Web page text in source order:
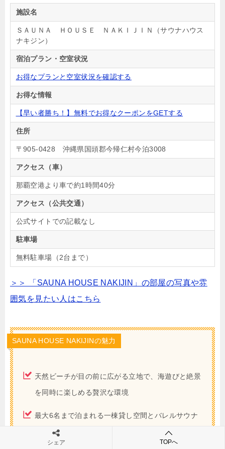
施設名
ＳＡＵＮＡ ＨＯＵＳＥ ＮＡＫＩＪＩＮ（サウナハウス
ナキジン）
宿泊プラン・空室状況
お得なプランと空室状況を確認する
お得な情報
【早い者勝ち！】無料でお得なクーポンをGETする
住所
〒905-0428 沖縄県国頭郡今帰仁村今泊3008
アクセス（車）
那覇空港より車で約1時間40分
アクセス（公共交通）
公式サイトでの記載なし
駐車場
無料駐車場（2台まで）
＞＞ 「SAUNA HOUSE NAKIJIN」の部屋の写真や雰
囲気を見たい人はこちら
SAUNA HOUSE NAKIJINの魅力
天然ビーチが目の前に広がる立地で、海遊びと絶景
を同時に楽しめる贅沢な環境
最大6名まで泊まれる一棟貸し空間とバレルサウナ
付きで滞在時間も充実
シェア TOPへ